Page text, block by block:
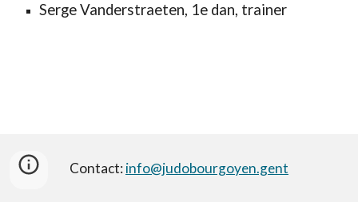
Serge Vanderstraeten, 1e dan, trainer
Contact:info@judobourgoyen.gent